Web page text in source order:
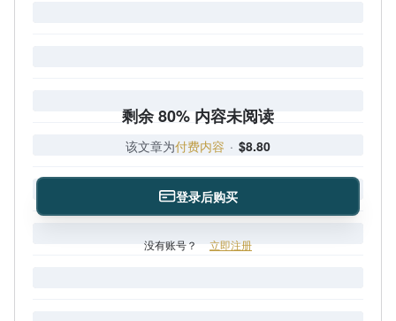
剩余 80% 内容未阅读
该文章为付费内容 · $8.80
登录后购买
没有账号？ 立即注册